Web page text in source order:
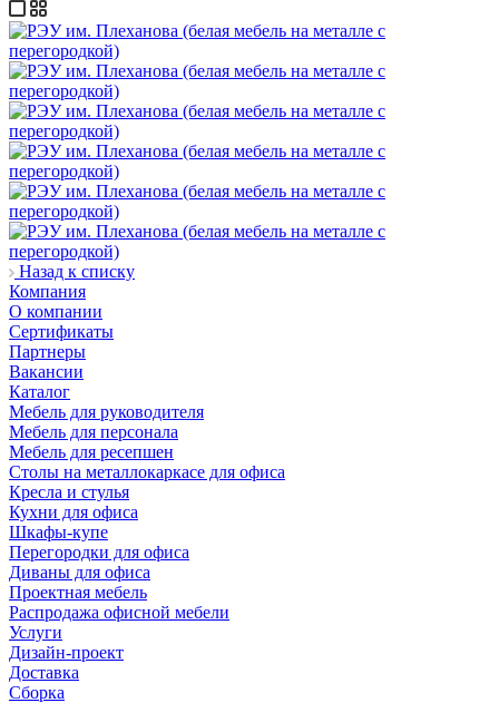
Назад к списку
Компания
О компании
Сертификаты
Партнеры
Вакансии
Каталог
Мебель для руководителя
Мебель для персонала
Мебель для ресепшен
Столы на металлокаркасе для офиса
Кресла и стулья
Кухни для офиса
Шкафы-купе
Перегородки для офиса
Диваны для офиса
Проектная мебель
Распродажа офисной мебели
Услуги
Дизайн-проект
Доставка
Сборка